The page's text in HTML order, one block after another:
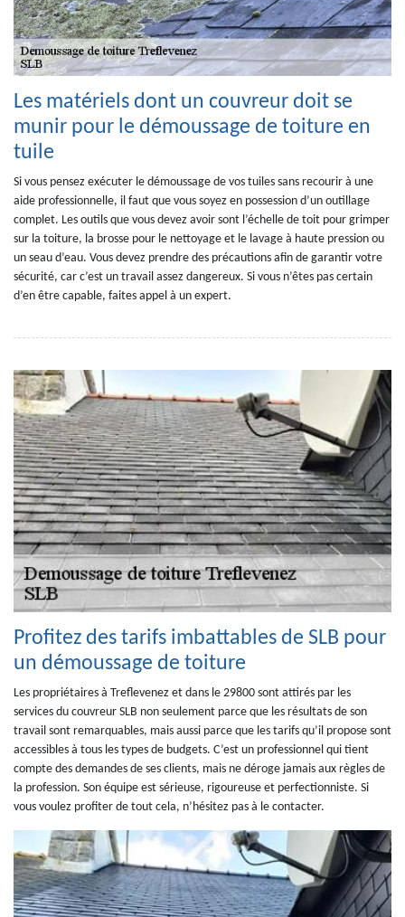
Les matériels dont un couvreur doit se
munir pour le démoussage de toiture en
tuile
Si vous pensez exécuter le démoussage de vos tuiles sans recourir à une
aide professionnelle, il faut que vous soyez en possession d’un outillage
complet. Les outils que vous devez avoir sont l’échelle de toit pour grimper
sur la toiture, la brosse pour le nettoyage et le lavage à haute pression ou
un seau d’eau. Vous devez prendre des précautions afin de garantir votre
sécurité, car c’est un travail assez dangereux. Si vous n’êtes pas certain
d’en être capable, faites appel à un expert.
Profitez des tarifs imbattables de SLB pour
un démoussage de toiture
Les propriétaires à Treflevenez et dans le 29800 sont attirés par les
services du couvreur SLB non seulement parce que les résultats de son
travail sont remarquables, mais aussi parce que les tarifs qu’il propose sont
accessibles à tous les types de budgets. C’est un professionnel qui tient
compte des demandes de ses clients, mais ne déroge jamais aux règles de
la profession. Son équipe est sérieuse, rigoureuse et perfectionniste. Si
vous voulez profiter de tout cela, n’hésitez pas à le contacter.